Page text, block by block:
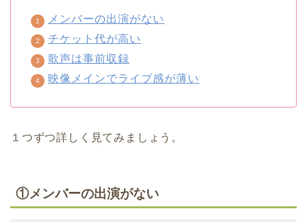
メンバーの出演がない
チケット代が高い
歌声は事前収録
映像メインでライブ感が薄い
１つずつ詳しく見てみましょう。
①メンバーの出演がない